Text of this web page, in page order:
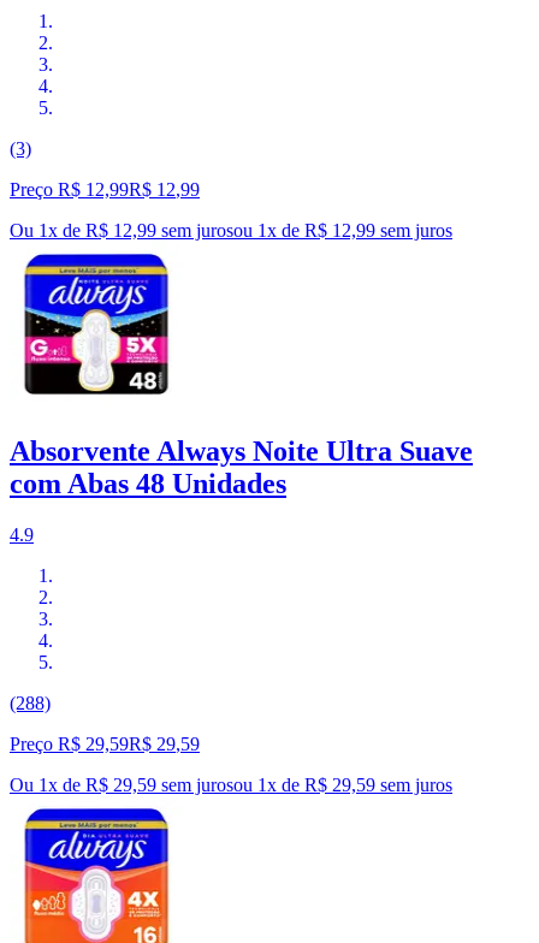
(3)
Preço R$ 12,99R$ 12,99
Ou 1x de R$ 12,99 sem jurosou 1x de R$ 12,99 sem juros
Absorvente Always Noite Ultra Suave
com Abas 48 Unidades
4.9
(288)
Preço R$ 29,59R$ 29,59
Ou 1x de R$ 29,59 sem jurosou 1x de R$ 29,59 sem juros